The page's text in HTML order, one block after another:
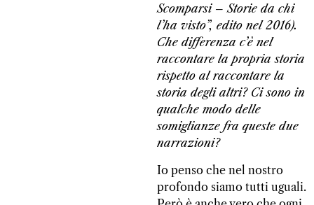
Scomparsi – Storie da chi
l’ha visto”, edito nel 2016).
Che differenza c’è nel
raccontare la propria storia
rispetto al raccontare la
storia degli altri? Ci sono in
qualche modo delle
somiglianze fra queste due
narrazioni?
Io penso che nel nostro
profondo siamo tutti uguali.